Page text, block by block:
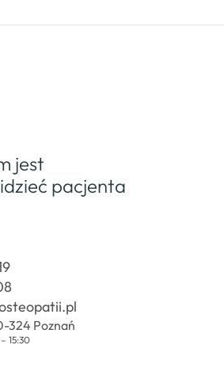
jest
pacjenta
324 Poznań
15:30